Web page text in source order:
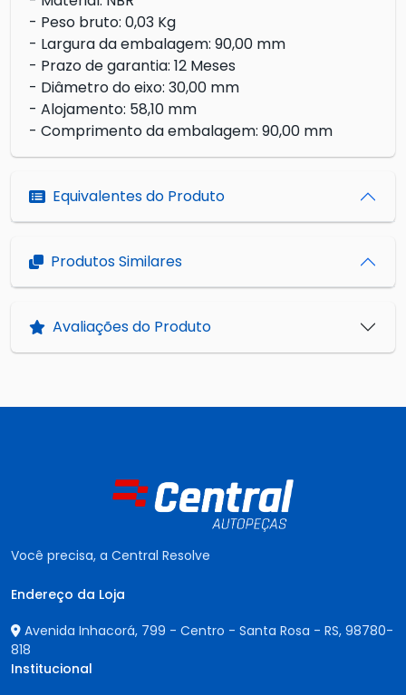
- Peso bruto: 0,03 Kg
- Largura da embalagem: 90,00 mm
- Prazo de garantia: 12 Meses
- Diâmetro do eixo: 30,00 mm
- Alojamento: 58,10 mm
- Comprimento da embalagem: 90,00 mm
Equivalentes do Produto
Produtos Similares
Avaliações do Produto
Você precisa, a Central Resolve
Endereço da Loja
Avenida Inhacorá, 799 - Centro - Santa Rosa - RS, 98780-
818
Institucional